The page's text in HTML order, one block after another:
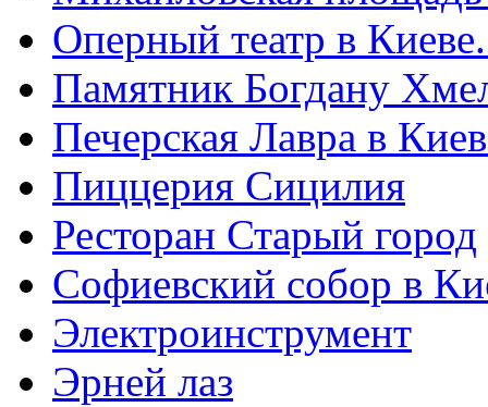
Оперный театр в
Памятник Богдану
Печерская Лавра в
Пиццерия Сицилия
Ресторан Старый город
Софиевский собор в
Электроинструмент
Эрней лаз